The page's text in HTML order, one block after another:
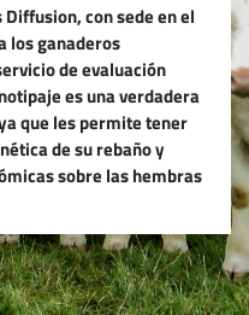
Diffusion, con sede en el
los ganaderos
de evaluación
es una verdadera
que les permite tener
de su rebaño y
sobre las hembras